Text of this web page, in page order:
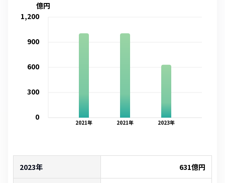
2021年 2021年 2023年
0
300
600
900
1,200
億円
2023年 631億円